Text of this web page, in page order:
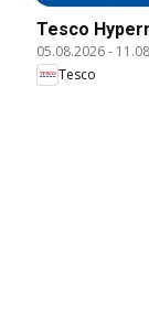
Tesco
05.08.2026-
Tesco